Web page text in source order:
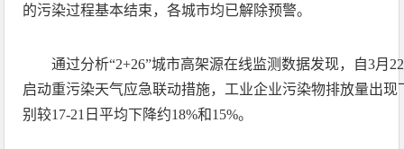
的污染过程基本结束，各城市均已解除预警。
通过分析“2+26”城市高架源在线监测数据发现，自3月
启动重污染天气应急联动措施，工业企业污染物排放量出现
别较17-21日平均下降约18%和15%。